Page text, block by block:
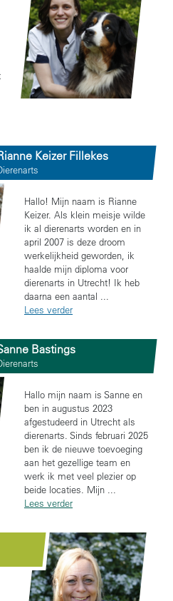
Keizer Fillekes
Hallo! Mijn naam is Rianne
Keizer. Als klein meisje wilde
ik al dierenarts worden en in
april 2007 is deze droom
werkelijkheid geworden, ik
haalde mijn diploma voor
dierenarts in Utrecht! Ik heb
daarna een aantal ...
Lees verder
Bastings
Hallo mijn naam is Sanne en
ben in augustus 2023
afgestudeerd in Utrecht als
dierenarts. Sinds februari 2025
ben ik de nieuwe toevoeging
aan het gezellige team en
werk ik met veel plezier op
beide locaties. Mijn ...
Lees verder